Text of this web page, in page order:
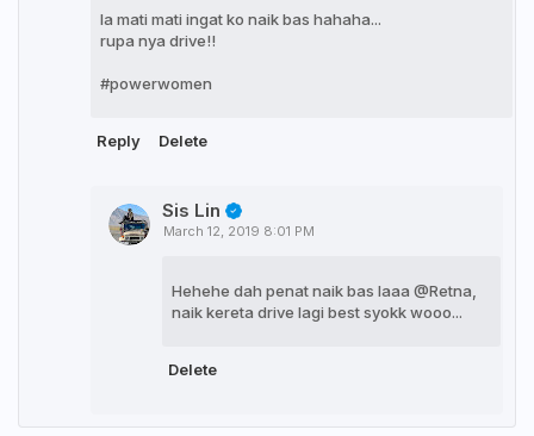
la mati mati ingat ko naik bas hahaha...
rupa nya drive!!
#powerwomen
Reply Delete
Sis Lin
March 12, 2019 8:01 PM
Hehehe dah penat naik bas laaa @Retna,
naik kereta drive lagi best syokk wooo...
Delete